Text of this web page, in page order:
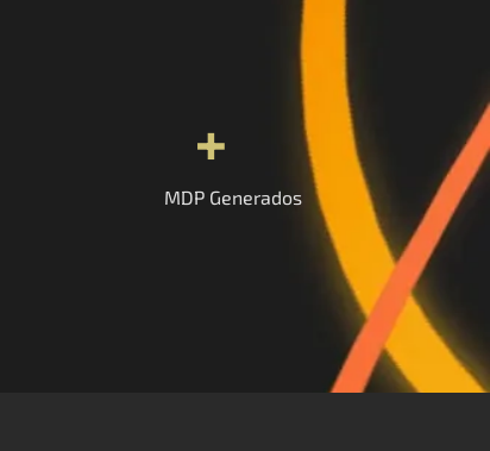
+
MDP Generados